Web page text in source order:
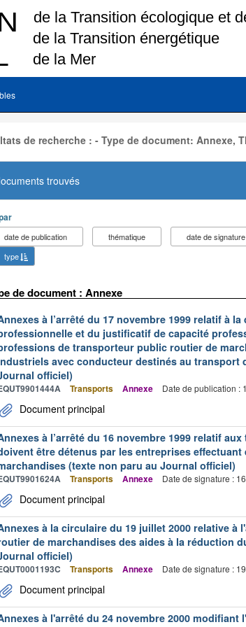
de recherche : - Type de document: Annexe,
trouvés
date de publication thématique
date de signature
type
de document : Annexe
à l’arrêté du 17 novembre 1999 relatif à
et du justificatif de capacité
de transporteur public routier de
avec conducteur destinés au transport
officiel)
Transports Annexe Date de publication :
Document principal
à l’arrêté du 16 novembre 1999 relatif
être détenus par les entreprises
(texte non paru au Journal officiel)
Transports Annexe Date de signature :
Document principal
à la circulaire du 19 juillet 2000 relative
de marchandises des aides à la réduction
officiel)
Transports Annexe Date de signature :
Document principal
à l'arrêté du 24 novembre 2000 modifiant